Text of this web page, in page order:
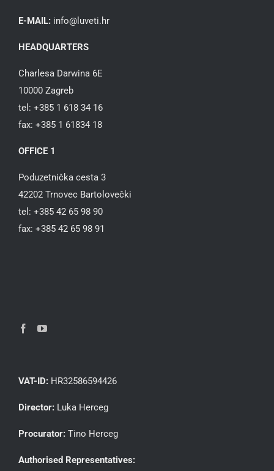
E-MAIL: info@luveti.hr
HEADQUARTERS
Charlesa Darwina 6E
10000 Zagreb
tel: +385 1 618 34 16
fax: +385 1 61834 18
OFFICE 1
Poduzetnička cesta 3
42202 Trnovec Bartolovečki
tel: +385 42 65 98 90
fax: +385 42 65 98 91
VAT-ID: HR32586594426
Director: Luka Herceg
Procurator: Tino Herceg
Authorised Representatives: